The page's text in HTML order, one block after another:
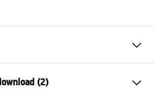
Cerâmica sanitária
(2)